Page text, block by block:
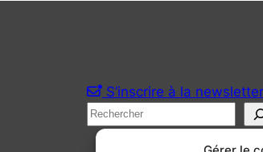
S’inscrire à la newsletter
R